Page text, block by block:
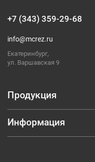
Продукция
Фрезерование
Точение
Информация
+7 (343) 359-29-68
info@mcrez.ru
Екатеринбург,
ул. Варшавская 9